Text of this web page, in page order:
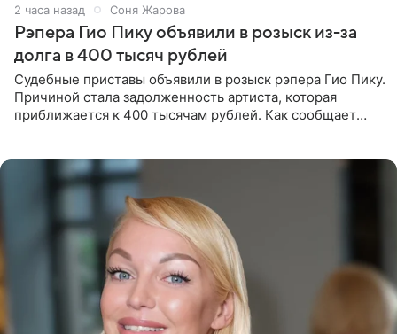
2 часа назад Соня Жарова
Рэпера Гио Пику объявили в розыск из-за
долга в 400 тысяч рублей
Судебные приставы объявили в розыск рэпера Гио Пику.
Причиной стала задолженность артиста, которая
приближается к 400 тысячам рублей. Как сообщает